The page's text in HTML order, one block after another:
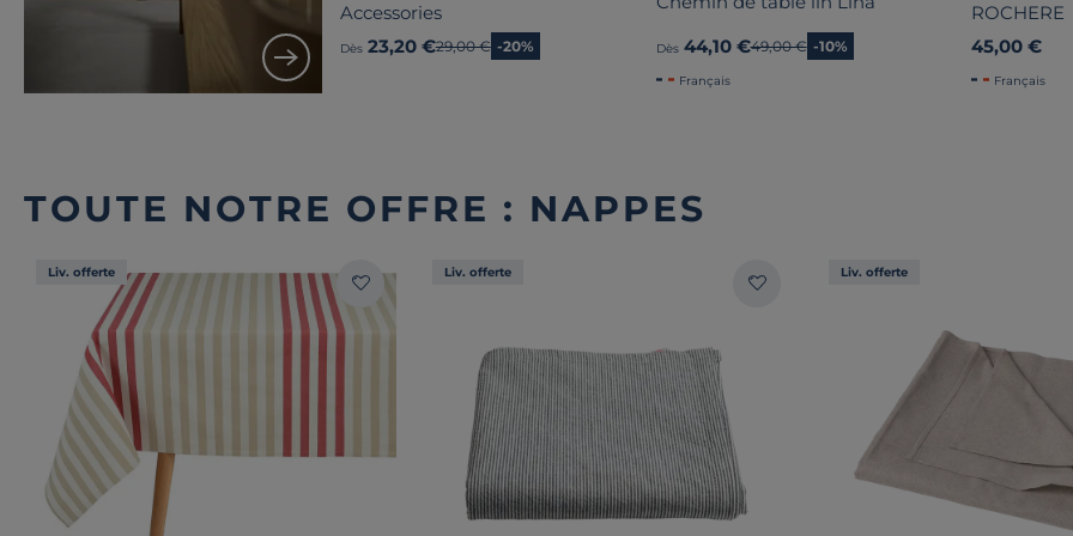
Accessories
Dès 23,20 €Ancien prix
29,00 € -20% Dès 44,10 €Ancien prix
49,00 € -10%
Français
ROCHERE
45,00 €
Français
TOUTE NOTRE OFFRE : NAPPES
Liv. offerte Liv. offerte Liv. offerte